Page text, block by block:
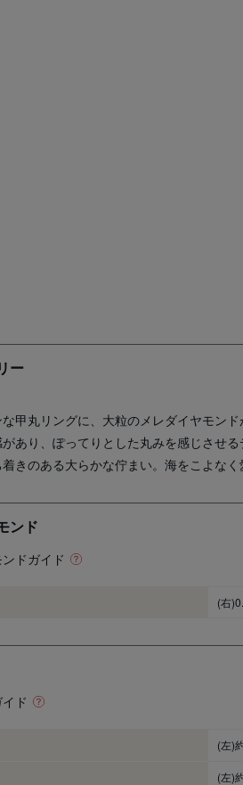
ー
甲丸リングに、大粒のメレダイヤモン
があり、ぽってりとした丸みを感じさせ
着きのある大らかな佇まい。海をこよな
ンド
ドガイド
(右
ド
(左)
(左)